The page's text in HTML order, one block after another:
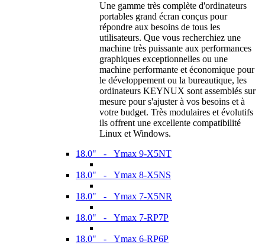
Une gamme très complète d'ordinateurs
portables grand écran conçus pour
répondre aux besoins de tous les
utilisateurs. Que vous recherchiez une
machine très puissante aux performances
graphiques exceptionnelles ou une
machine performante et économique pour
le développement ou la bureautique, les
ordinateurs KEYNUX sont assemblés sur
mesure pour s'ajuster à vos besoins et à
votre budget. Très modulaires et évolutifs
ils offrent une excellente compatibilité
Linux et Windows.
18.0" - Ymax 9-X5NT
18.0" - Ymax 8-X5NS
18.0" - Ymax 7-X5NR
18.0" - Ymax 7-RP7P
18.0" - Ymax 6-RP6P